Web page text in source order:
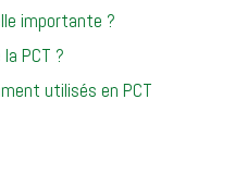
importante ?
PCT ?
utilisés en PCT